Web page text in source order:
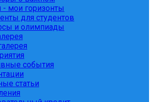
- мои горизонты
для студентов
и олимпиады
события
статьи